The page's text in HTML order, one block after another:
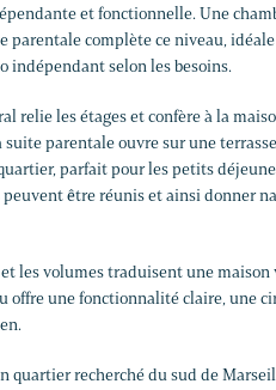
et fonctionnelle. Une
parentale complète ce niveau,
indépendant selon les besoins.
relie les étages et confère à la
suite parentale ouvre sur une
parfait pour les petits
être réunis et ainsi donner
les volumes traduisent une maison
offre une fonctionnalité claire, une
quartier recherché du sud de